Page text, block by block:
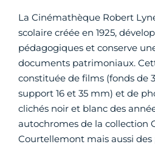
La Cinémathèque Robert
scolaire créée en 1925,
pédagogiques et conserve
documents patrimoniaux.
constituée de films (fonds de
support 16 et 35 mm) et de
clichés noir et blanc des
autochromes de la collection
Courtellemont mais aussi